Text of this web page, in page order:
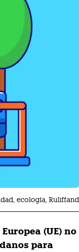
ecología, Ruliffand
(UE) no
para